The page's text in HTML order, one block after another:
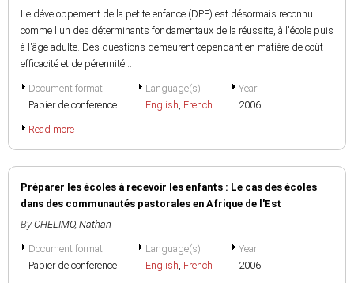
Le développement de la petite enfance (DPE) est désormais reconnu
comme l'un des déterminants fondamentaux de la réussite, à l'école puis
à l'âge adulte. Des questions demeurent cependant en matière de coût-
efficacité et de pérennité...
Document format
Papier de conference
Language(s)
English, French
Year
2006
Read more
Préparer les écoles à recevoir les enfants : Le cas des écoles
dans des communautés pastorales en Afrique de l'Est
By CHELIMO, Nathan
Document format
Papier de conference
Language(s)
English, French
Year
2006